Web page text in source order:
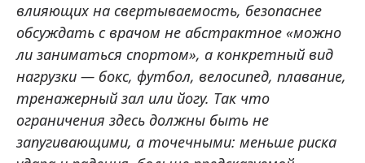
влияющих на свертываемость, безопаснее
обсуждать с врачом не абстрактное «можно
ли заниматься спортом», а конкретный вид
нагрузки — бокс, футбол, велосипед, плавание,
тренажерный зал или йогу. Так что
ограничения здесь должны быть не
запугивающими, а точечными: меньше риска